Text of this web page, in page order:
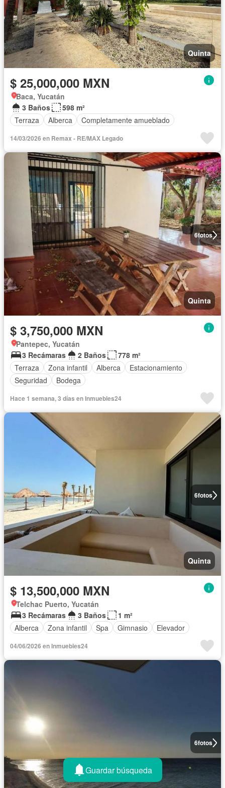
Quinta
$ 25,000,000 MXN
Baca, Yucatán
3 Baños
598 m²
Terraza
Alberca Completamente amueblado
14/03/2026 en Remax - RE/MAX Legado
6fotos
Quinta
$ 3,750,000 MXN
Pantepec, Yucatán
3 Recámaras
2 Baños
778 m²
Terraza
Zona infantil Alberca
Estacionamiento
Seguridad
Bodega
Hace 1 semana, 3 días en Inmuebles24
6fotos
Quinta
$ 13,500,000 MXN
Telchac Puerto, Yucatán
3 Recámaras
3 Baños
1 m²
Alberca
Zona infantil Spa Gimnasio Elevador
04/06/2026 en Inmuebles24
6fotos
Guardar búsqueda